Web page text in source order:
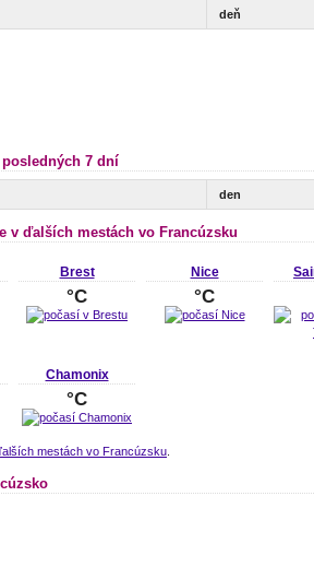
deň
7 dní
den
v ďalších mestách vo Francúzsku
Brest
°C
Nice
°C
Chamonix
°C
mestách vo Francúzsku